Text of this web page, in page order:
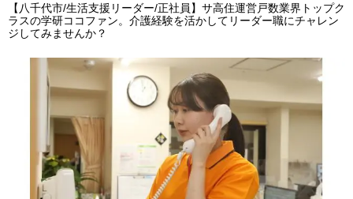
【八千代市/生活支援リーダー/正社員】サ高住運営戸数業界トップク
ラスの学研ココファン。介護経験を活かしてリーダー職にチャレン
ジしてみませんか？